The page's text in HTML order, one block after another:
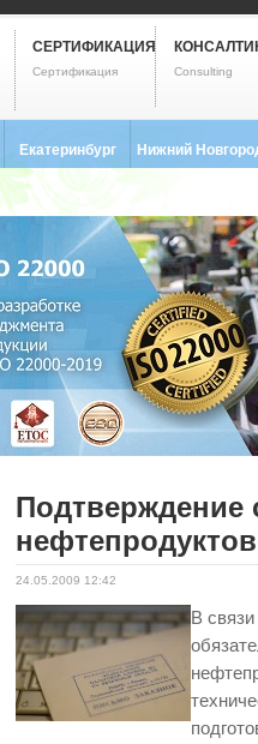
СЕРТИФИКАЦИЯ
Сертификация Consulting
Екатеринбург
8 (343) 237-2593
Нижний
Подтверждение
24.05.2009 12:42
В